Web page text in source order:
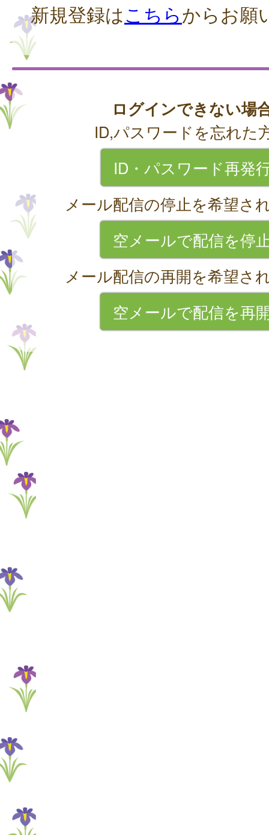
新規登録はこちらからお願
ログインできない場
ID,パスワードを忘れた
ID・パスワード再発
メール配信の停止を希望さ
空メールで配信を停
メール配信の再開を希望さ
空メールで配信を再